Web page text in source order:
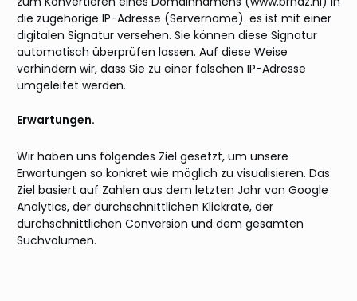
die zugehörige IP-Adresse (Servername). es ist mit einer
digitalen Signatur versehen. Sie können diese Signatur
automatisch überprüfen lassen. Auf diese Weise
verhindern wir, dass Sie zu einer falschen IP-Adresse
umgeleitet werden.
Erwartungen.
Wir haben uns folgendes Ziel gesetzt, um unsere
Erwartungen so konkret wie möglich zu visualisieren. Das
Ziel basiert auf Zahlen aus dem letzten Jahr von Google
Analytics, der durchschnittlichen Klickrate, der
durchschnittlichen Conversion und dem gesamten
Suchvolumen.